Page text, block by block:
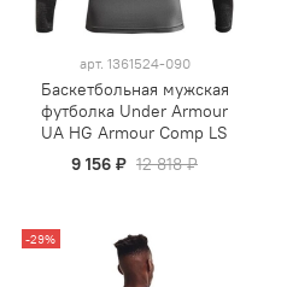
арт. 1361524-090
Баскетбольная мужская
футболка Under Armour
UA HG Armour Comp LS
9 156 ₽ 12 818 ₽
-29%